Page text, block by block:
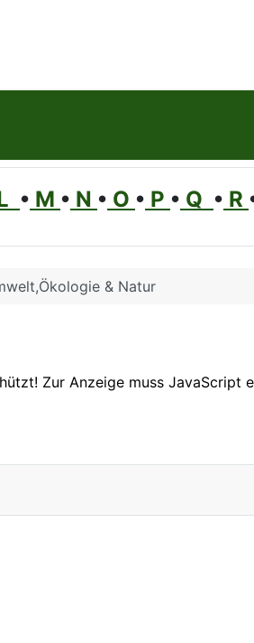
• M • N • O • P • Q • R
& Natur
Zur Anzeige muss JavaScript